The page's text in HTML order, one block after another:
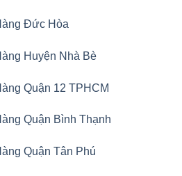
Đức Hòa
Huyện Nhà Bè
Quận 12 TPHCM
Quận Bình Thạnh
Quận Tân Phú